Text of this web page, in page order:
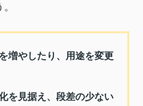
増やしたり、用途を変更
を見据え、段差の少ない